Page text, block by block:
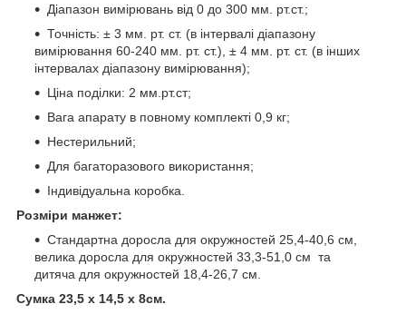
Діапазон вимірювань від 0 до 300 мм. рт.ст.;
Точність: ± 3 мм. рт. ст. (в інтервалі діапазону
вимірювання 60-240 мм. рт. ст.), ± 4 мм. рт. ст. (в інших
інтервалах діапазону вимірювання);
Ціна поділки: 2 мм.рт.ст;
Вага апарату в повному комплекті 0,9 кг;
Нестерильний;
Для багаторазового використання;
Індивідуальна коробка.
Розміри манжет:
Стандартна доросла для окружностей 25,4-40,6 см,
велика доросла для окружностей 33,3-51,0 см та
дитяча для окружностей 18,4-26,7 см.
Сумка 23,5 х 14,5 х 8см.